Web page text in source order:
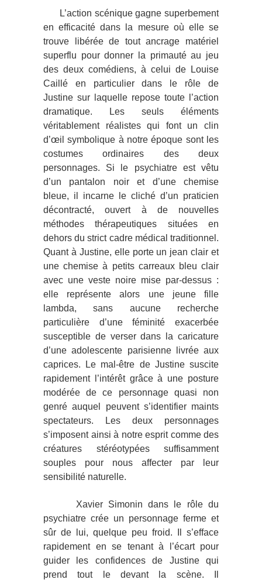
L’action scénique gagne superbement
en efficacité dans la mesure où elle se
trouve libérée de tout ancrage matériel
superflu pour donner la primauté au jeu
des deux comédiens, à celui de Louise
Caillé en particulier dans le rôle de
Justine sur laquelle repose toute l’action
dramatique. Les seuls éléments
véritablement réalistes qui font un clin
d’œil symbolique à notre époque sont les
costumes ordinaires des deux
personnages. Si le psychiatre est vêtu
d’un pantalon noir et d’une chemise
bleue, il incarne le cliché d’un praticien
décontracté, ouvert à de nouvelles
méthodes thérapeutiques situées en
dehors du strict cadre médical traditionnel.
Quant à Justine, elle porte un jean clair et
une chemise à petits carreaux bleu clair
avec une veste noire mise par-dessus :
elle représente alors une jeune fille
lambda, sans aucune recherche
particulière d’une féminité exacerbée
susceptible de verser dans la caricature
d’une adolescente parisienne livrée aux
caprices. Le mal-être de Justine suscite
rapidement l’intérêt grâce à une posture
modérée de ce personnage quasi non
genré auquel peuvent s’identifier maints
spectateurs. Les deux personnages
s’imposent ainsi à notre esprit comme des
créatures stéréotypées suffisamment
souples pour nous affecter par leur
sensibilité naturelle.
Xavier Simonin dans le rôle du
psychiatre crée un personnage ferme et
sûr de lui, quelque peu froid. Il s’efface
rapidement en se tenant à l’écart pour
guider les confidences de Justine qui
prend tout le devant la scène. Il